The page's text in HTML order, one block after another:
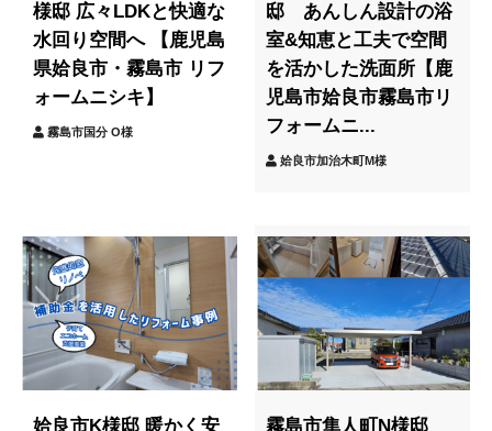
様邸 広々LDKと快適な
水回り空間へ 【鹿児島
県姶良市・霧島市 リフ
ォームニシキ】
霧島市国分 O様
邸 あんしん設計の浴
室&知恵と工夫で空間
を活かした洗面所【鹿
児島市姶良市霧島市リ
フォームニ...
姶良市加治木町M様
姶良市K様邸 暖かく安
霧島市隼人町N様邸